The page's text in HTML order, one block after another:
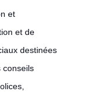
et
et de
destinées
conseils